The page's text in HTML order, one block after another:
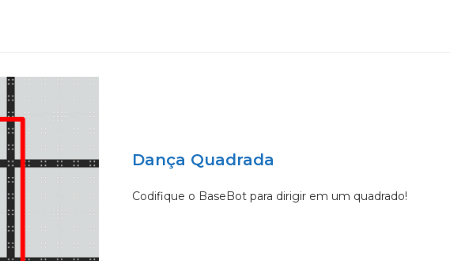
Dança Quadrada
Codifique o BaseBot para dirigir em um quadrado!